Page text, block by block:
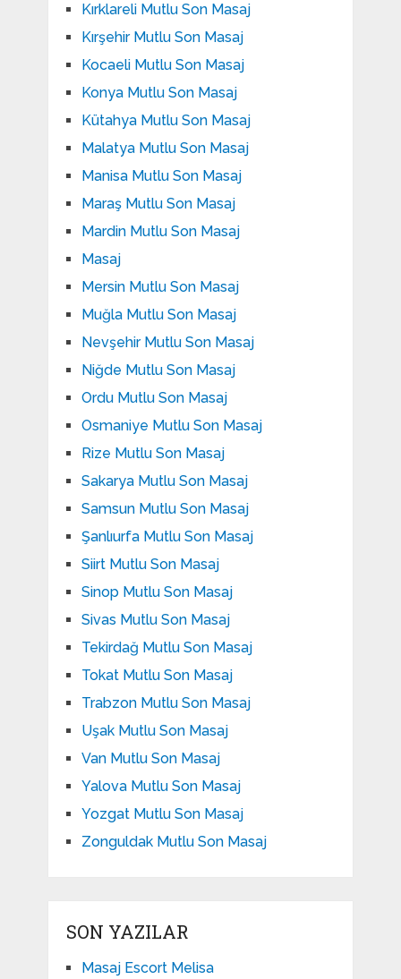
Kırklareli Mutlu Son Masaj
Kırşehir Mutlu Son Masaj
Kocaeli Mutlu Son Masaj
Konya Mutlu Son Masaj
Kütahya Mutlu Son Masaj
Malatya Mutlu Son Masaj
Manisa Mutlu Son Masaj
Maraş Mutlu Son Masaj
Mardin Mutlu Son Masaj
Masaj
Mersin Mutlu Son Masaj
Muğla Mutlu Son Masaj
Nevşehir Mutlu Son Masaj
Niğde Mutlu Son Masaj
Ordu Mutlu Son Masaj
Osmaniye Mutlu Son Masaj
Rize Mutlu Son Masaj
Sakarya Mutlu Son Masaj
Samsun Mutlu Son Masaj
Şanlıurfa Mutlu Son Masaj
Siirt Mutlu Son Masaj
Sinop Mutlu Son Masaj
Sivas Mutlu Son Masaj
Tekirdağ Mutlu Son Masaj
Tokat Mutlu Son Masaj
Trabzon Mutlu Son Masaj
Uşak Mutlu Son Masaj
Van Mutlu Son Masaj
Yalova Mutlu Son Masaj
Yozgat Mutlu Son Masaj
Zonguldak Mutlu Son Masaj
SON YAZILAR
Masaj Escort Melisa